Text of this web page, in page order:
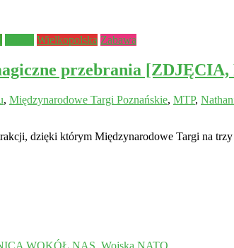
Wielkopolska Zabawa
przebrania
, Międzynarodowe Targi Poznańskie, MTP,
dzięki którym Międzynarodowe Targi na
WOKÓŁ NAS, Wojska NATO